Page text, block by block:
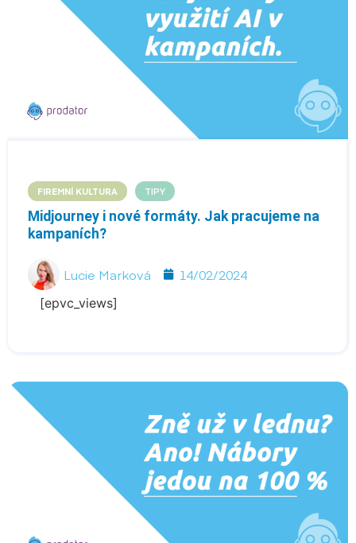
FIREMNÍ KULTURA TIPY
Midjourney i nové formáty. Jak pracujeme na
kampaních?
Lucie Marková 14/02/2024
[epvc_views]